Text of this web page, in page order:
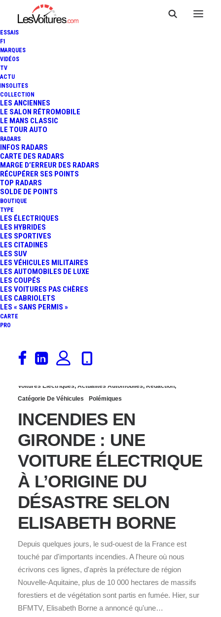
ESSAIS
F1
MARQUES
VIDÉOS
TV
ACTU
INSOLITES
COLLECTION
LES ANCIENNES
LE SALON RÉTROMOBILE
LE MANS CLASSIC
LE TOUR AUTO
RADARS
INFOS RADARS
CARTE DES RADARS
MARGE D’ERREUR DES RADARS
RÉCUPÉRER SES POINTS
TOP RADARS
SOLDE DE POINTS
BOUTIQUE
TYPE
LES ÉLECTRIQUES
LES HYBRIDES
LES SPORTIVES
LES CITADINES
LES SUV
LES VÉHICULES MILITAIRES
LES AUTOMOBILES DE LUXE
LES COUPÉS
LES VOITURES PAS CHÈRES
LES CABRIOLETS
LES « SANS PERMIS »
CARTE
PRO
16 juillet 2022
INCENDIES EN GIRONDE
: ELISABETH BORNE SE
TROMPE EN
DÉCLARANT QU’UNE
VOITURE ÉLECTRIQUE
FEU
Voitures Électriques, Actualités Automobiles, Rédaction,
Catégorie De Véhicules
Polémiques
INCENDIES EN
GIRONDE : UNE
VOITURE ÉLECTRIQUE
À L’ORIGINE DU
DÉSASTRE SELON
ELISABETH BORNE
Depuis quelques jours, le sud-ouest de la France est
touché par d'importants incendies. A l'heure où nous
écrivons ces lignes, d'après la préfecture de région
Nouvelle-Aquitaine, plus de 10 000 hectares de massifs
forestiers et de végétation sont partis en fumée. Hier, sur
BFMTV, Elisabeth Borne a annoncé qu'une…